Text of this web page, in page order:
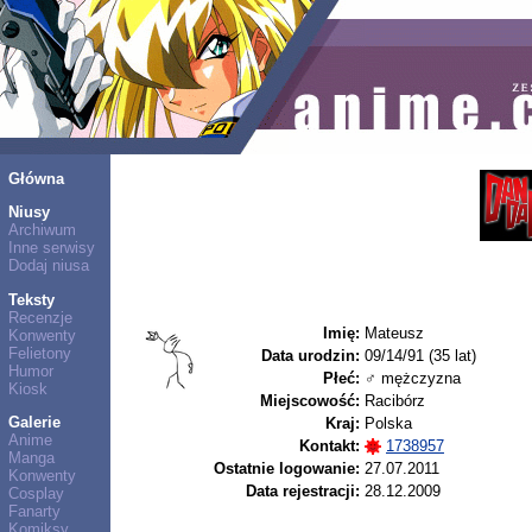
Główna
Niusy
Archiwum
Inne serwisy
Dodaj niusa
Teksty
Recenzje
Konwenty
Felietony
Humor
Kiosk
Galerie
Anime
Manga
Konwenty
Cosplay
Fanarty
Imię: Mateusz
Data urodzin: 09/14/91 (35 lat)
Płeć: ♂ mężczyzna
Miejscowość: Racibórz
Kraj: Polska
Kontakt:
1738957
Ostatnie logowanie: 27.07.2011
Data rejestracji: 28.12.2009